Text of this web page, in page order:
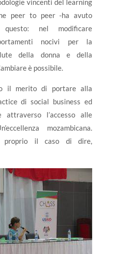
vincenti del learning
peer to peer -ha avuto
nel modificare
nocivi per la
della donna e della
è possibile.
il merito di portare alla
di social business ed
attraverso l’accesso alle
mozambicana.
proprio il caso di dire,